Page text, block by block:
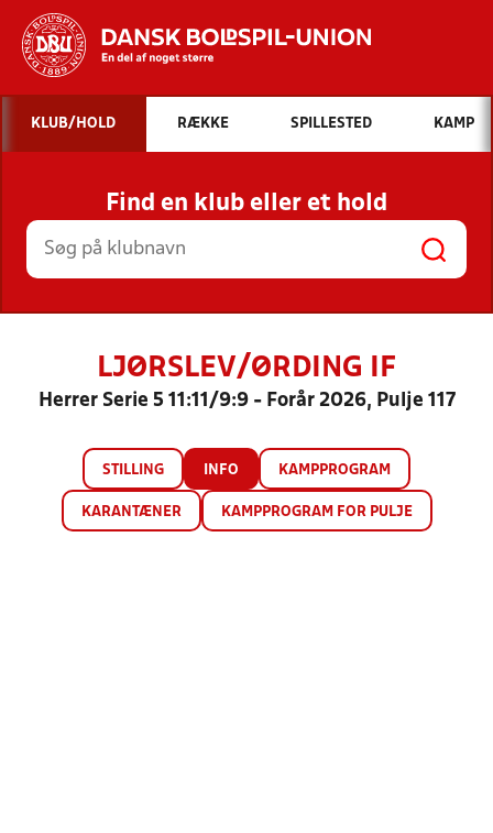
Hvad vil du søge efter?
INDHOLD OG NYHEDER
STILLINGER, RESULTATER, KLUBBER OG
HOLD
KLUB/HOLD RÆKKE SPILLESTED KAMP
Find en klub eller et hold
LJØRSLEV/ØRDING IF
Herrer Serie 5 11:11/9:9 - Forår 2026, Pulje 117
STILLING INFO KAMPPROGRAM
KARANTÆNER KAMPPROGRAM FOR PULJE